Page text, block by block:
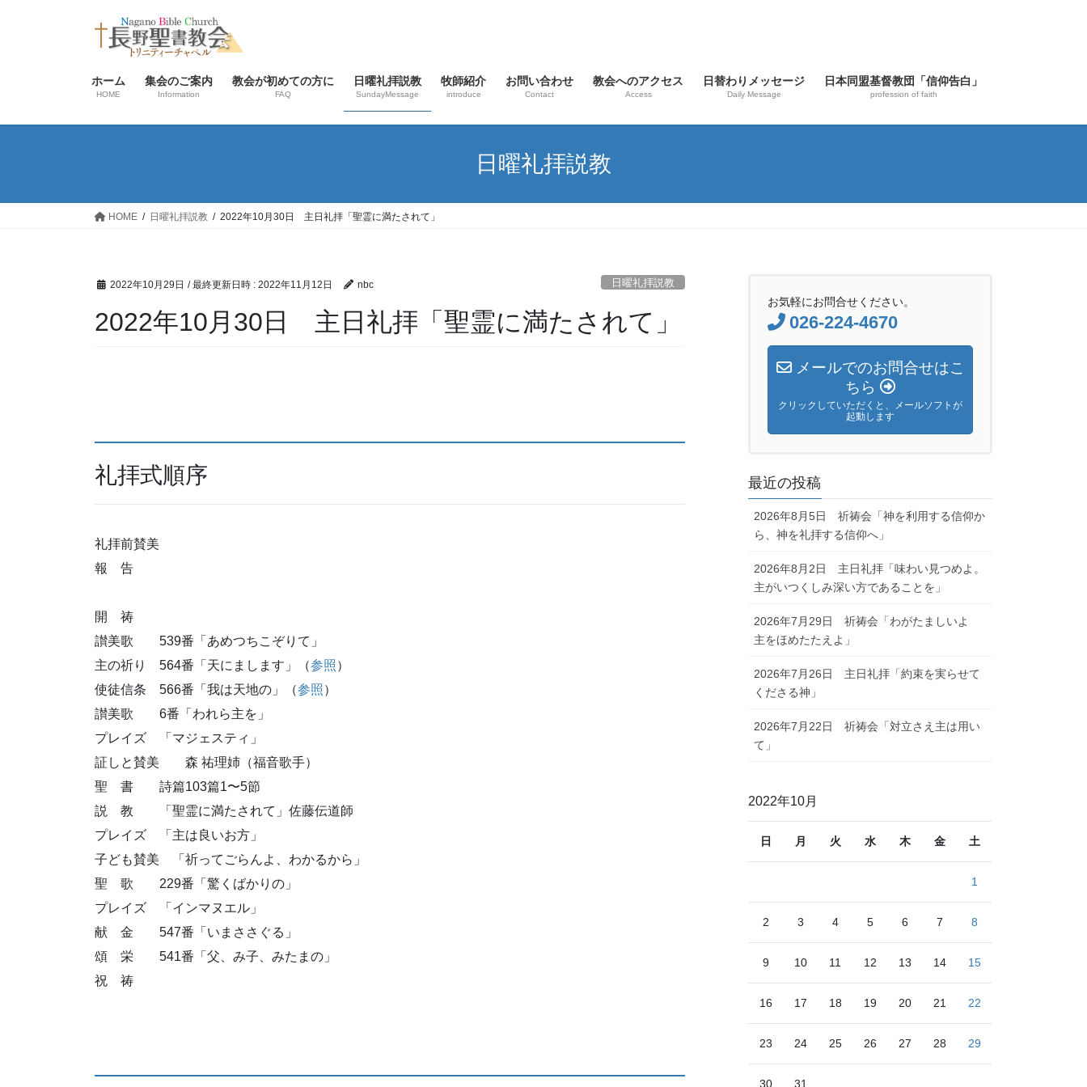
ス
ン
ホーム
HOME
集会のご案内
Information
教会が初めての方に
FAQ
日曜礼拝説教
SundayMessage
牧師紹介
introduce
お問い合わせ
Contact
教会へのアクセス
Access
日替わりメッセージ
Daily Message
日本同盟基督教団「信仰告白」
profession of faith
日曜礼拝説教
HOME 日曜礼拝説教 2022年10月30日 主日礼拝「聖霊に満たされて」
2022年10月29日 / 最終更新日時 : 2022年11月12日 nbc 日曜礼拝説教
2022年10月30日 主日礼拝「聖霊に満たされて」
礼拝式順序
礼拝前賛美
報 告
開 祷
讃美歌 539番「あめつちこぞりて」
主の祈り 564番「天にまします」（参照 ）
使徒信条 566番「我は天地の」（参照 ）
讃美歌 6番「われら主を」
プレイズ 「マジェスティ」
証しと賛美 森 祐理姉（福音歌手）
聖 書 詩篇103篇1〜5節
説 教 「聖霊に満たされて」佐藤伝道師
プレイズ 「主は良いお方」
子ども賛美 「祈ってごらんよ、わかるから」
聖 歌 229番「驚くばかりの」
プレイズ 「インマヌエル」
献 金 547番「いまささぐる」
頌 栄 541番「父、み子、みたまの」
祝 祷
お気軽にお問合せください。
026-224-4670
メールでのお問合せはこ
ちら
クリックしていただくと、メールソフトが
起動します
最近の投稿
2026年8月5日 祈祷会「神を利用する信仰か
ら、神を礼拝する信仰へ」
2026年8月2日 主日礼拝「味わい見つめよ。
主がいつくしみ深い方であることを」
2026年7月29日 祈祷会「わがたましいよ
主をほめたたえよ」
2026年7月26日 主日礼拝「約束を実らせて
くださる神」
2026年7月22日 祈祷会「対立さえ主は用い
て」
2022年10月
日 月 火 水 木 金 土
1
2 3 4 5 6 7 8
9 10 11 12 13 14 15
16 17 18 19 20 21 22
23 24 25 26 27 28 29
30 31